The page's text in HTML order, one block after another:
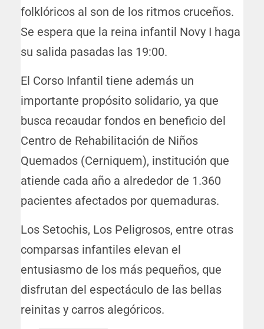
folklóricos al son de los ritmos cruceños.
Se espera que la reina infantil Novy I haga
su salida pasadas las 19:00.
El Corso Infantil tiene además un
importante propósito solidario, ya que
busca recaudar fondos en beneficio del
Centro de Rehabilitación de Niños
Quemados (Cerniquem), institución que
atiende cada año a alrededor de 1.360
pacientes afectados por quemaduras.
Los Setochis, Los Peligrosos, entre otras
comparsas infantiles elevan el
entusiasmo de los más pequeños, que
disfrutan del espectáculo de las bellas
reinitas y carros alegóricos.